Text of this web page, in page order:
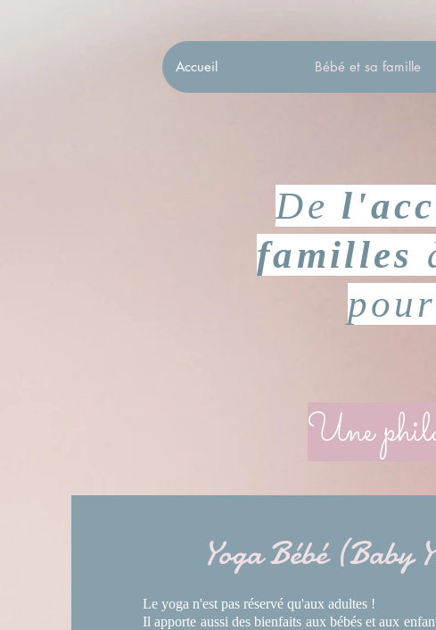
Accueil Bébé et sa famille
De
familles
Une
Yoga Bébé (Baby
Le yoga n'est pas réservé qu'aux adultes !
Il apporte aussi des bienfaits aux bébés et aux